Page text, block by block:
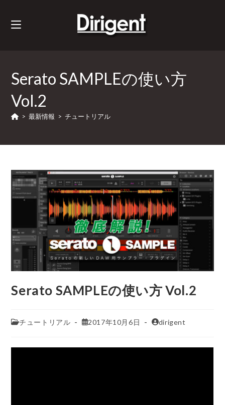
Serato SAMPLEの使い方
Vol.2
> 最新情報 > チュートリアル
Serato SAMPLEの使い方 Vol.2
チュートリアル 2017年10月6日 dirigent